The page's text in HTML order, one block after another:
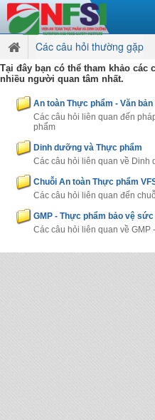
Các câu hỏi thường gặp
Tại đây bạn có thể tham khảo
nhiều người quan tâm nhất.
An toàn Thực phẩm - Văn bản
Các câu hỏi liên quan đến
phẩm
Dinh dưỡng và Thực phẩm
Các câu hỏi liên quan về Dinh
Chuỗi An toàn Thực phẩm
Các câu hỏi liên quan đến
GMP - Thực phẩm bảo vệ
Các câu hỏi liên quan về GMP